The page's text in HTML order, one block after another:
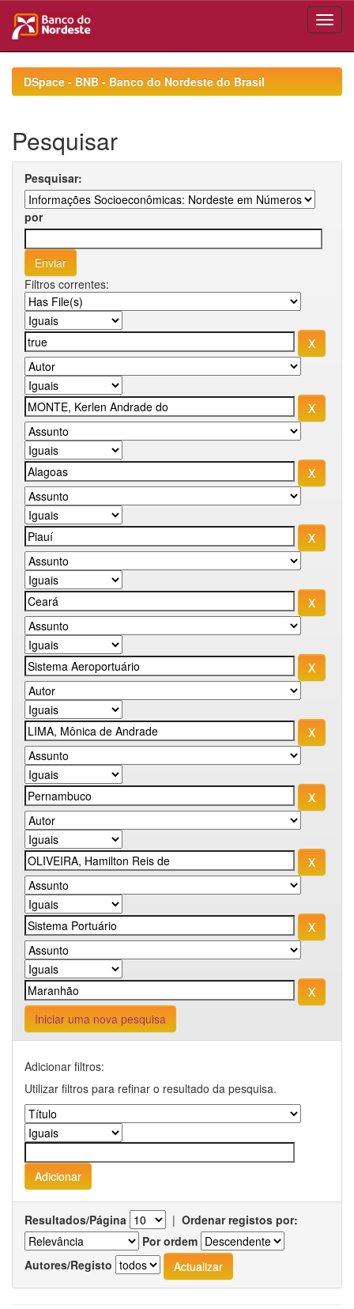
navigationDSpace - BNB - Banco do Nordeste do Brasil
Pesquisar
Pesquisar:
por
Filtros correntes:
Iniciar uma nova pesquisa
Adicionar filtros:
Utilizar filtros para refinar o resultado da pesquisa.
Resultados/Página | Ordenar registos por:
Por ordem
Autores/Registo